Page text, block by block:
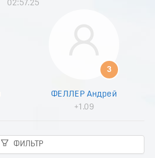
5
02:57.25
3
ФЕЛЛЕР Андрей
+1.09
ФИЛЬТР